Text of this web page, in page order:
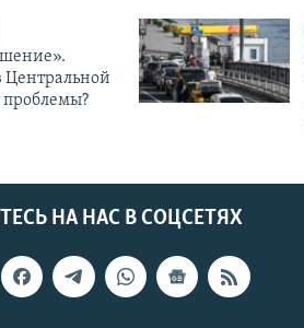
проблемы?
НА НАС В СОЦСЕТЯХ